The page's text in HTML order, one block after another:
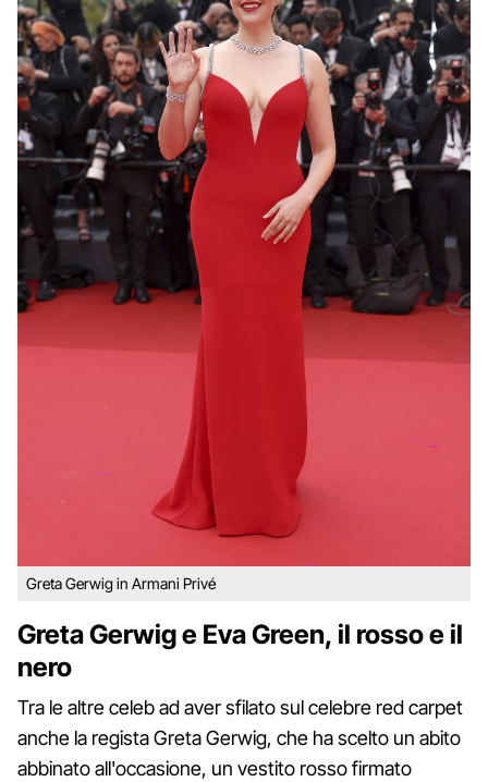
Greta Gerwig in Armani Privé
Greta Gerwig e Eva Green, il rosso e il
nero
Tra le altre celeb ad aver sfilato sul celebre red carpet
anche la regista Greta Gerwig, che ha scelto un abito
abbinato all'occasione, un vestito rosso firmato